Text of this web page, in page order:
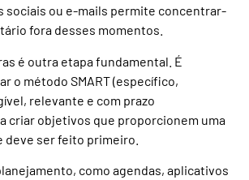
sociais ou e-mails permite concentrar-
fora desses momentos.
é outra etapa fundamental. É
o método SMART (específico,
relevante e com prazo
criar objetivos que proporcionem uma
deve ser feito primeiro.
como agendas, aplicativos